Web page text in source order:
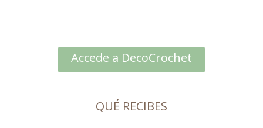
Accede a DecoCrochet
QUÉ RECIBES